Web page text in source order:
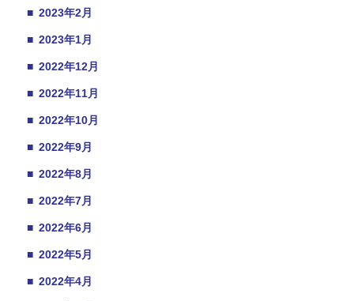
■ 2023年2月
■ 2023年1月
■ 2022年12月
■ 2022年11月
■ 2022年10月
■ 2022年9月
■ 2022年8月
■ 2022年7月
■ 2022年6月
■ 2022年5月
■ 2022年4月